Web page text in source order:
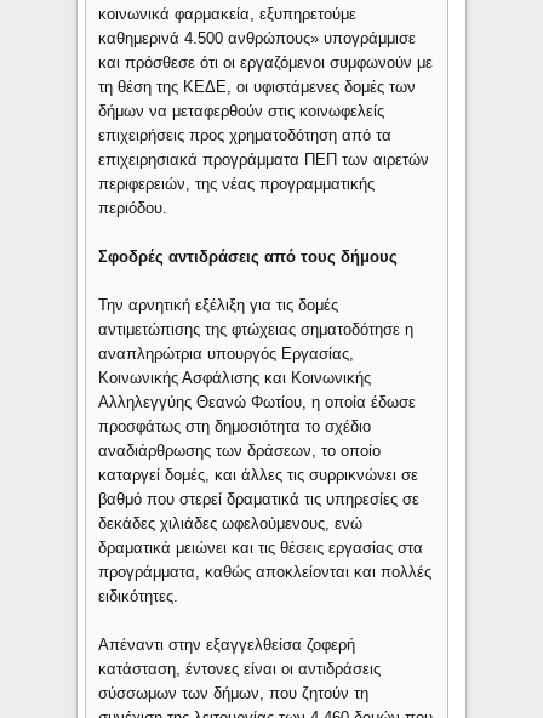
κοινωνικά φαρμακεία, εξυπηρετούμε
καθημερινά 4.500 ανθρώπους» υπογράμμισε
και πρόσθεσε ότι οι εργαζόμενοι συμφωνούν με
τη θέση της ΚΕΔΕ, οι υφιστάμενες δομές των
δήμων να μεταφερθούν στις κοινωφελείς
επιχειρήσεις προς χρηματοδότηση από τα
επιχειρησιακά προγράμματα ΠΕΠ των αιρετών
περιφερειών, της νέας προγραμματικής
περιόδου.
Σφοδρές αντιδράσεις από τους δήμους
Την αρνητική εξέλιξη για τις δομές
αντιμετώπισης της φτώχειας σηματοδότησε η
αναπληρώτρια υπουργός Εργασίας,
Κοινωνικής Ασφάλισης και Κοινωνικής
Αλληλεγγύης Θεανώ Φωτίου, η οποία έδωσε
προσφάτως στη δημοσιότητα το σχέδιο
αναδιάρθρωσης των δράσεων, το οποίο
καταργεί δομές, και άλλες τις συρρικνώνει σε
βαθμό που στερεί δραματικά τις υπηρεσίες σε
δεκάδες χιλιάδες ωφελούμενους, ενώ
δραματικά μειώνει και τις θέσεις εργασίας στα
προγράμματα, καθώς αποκλείονται και πολλές
ειδικότητες.
Απέναντι στην εξαγγελθείσα ζοφερή
κατάσταση, έντονες είναι οι αντιδράσεις
σύσσωμων των δήμων, που ζητούν τη